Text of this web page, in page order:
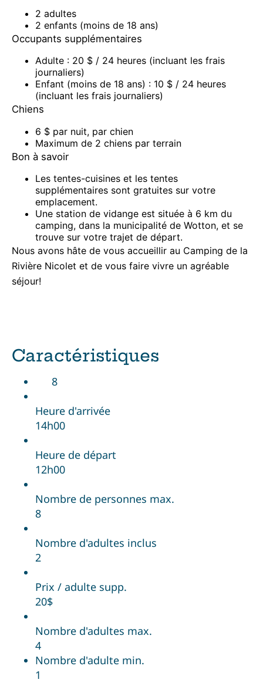
2 adultes
2 enfants (moins de 18 ans)
Occupants supplémentaires
Adulte : 20 $ / 24 heures (incluant les frais
journaliers)
Enfant (moins de 18 ans) : 10 $ / 24 heures
(incluant les frais journaliers)
Chiens
6 $ par nuit, par chien
Maximum de 2 chiens par terrain
Bon à savoir
Les tentes-cuisines et les tentes
supplémentaires sont gratuites sur votre
emplacement.
Une station de vidange est située à 6 km du
camping, dans la municipalité de Wotton, et se
trouve sur votre trajet de départ.
Nous avons hâte de vous accueillir au Camping de la
Rivière Nicolet et de vous faire vivre un agréable
séjour!
Caractéristiques
8
Heure d'arrivée
14h00
Heure de départ
12h00
Nombre de personnes max.
8
Nombre d'adultes inclus
2
Prix / adulte supp.
20$
Nombre d'adultes max.
4
Nombre d'adulte min.
1